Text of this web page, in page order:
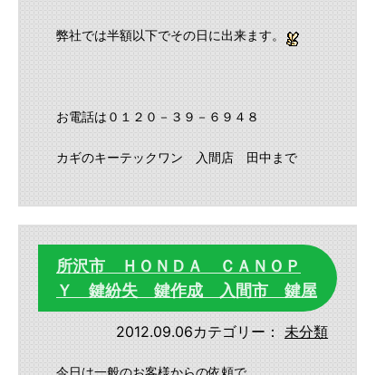
弊社では半額以下でその日に出来ます。
お電話は０１２０－３９－６９４８
カギのキーテックワン 入間店 田中まで
所沢市 ＨＯＮＤＡ ＣＡＮＯＰ
Ｙ 鍵紛失 鍵作成 入間市 鍵屋
2012.09.06カテゴリー： 未分類
今日は一般のお客様からの依頼で